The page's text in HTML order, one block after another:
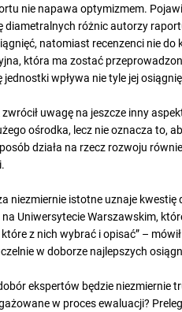
nie napawa optymizmem.
diametralnych różnic autorzy
natomiast recenzenci nie
która ma zostać
jednostki wpływa nie tyle jej
uwagę na jeszcze inny
ośrodka, lecz nie oznacza to,
działa na rzecz rozwoju
niezmiernie istotne uznaje
Uniwersytecie Warszawskim,
z nich wybrać i opisać” –
w doborze najlepszych
ekspertów będzie
w proces ewaluacji?